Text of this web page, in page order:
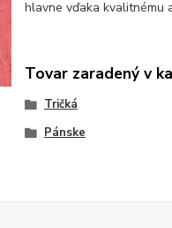
hlavne vďaka kvalitnému
Tovar zaradený v
Tričká
Pánske